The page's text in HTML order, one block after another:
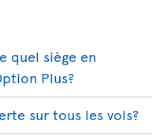
quel siège en
Plus?
sur tous les vols?